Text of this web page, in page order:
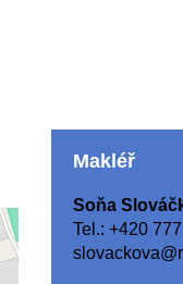
Makléř
Soňa
Tel.: +420